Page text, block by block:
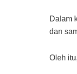
Dalam
dan
Oleh